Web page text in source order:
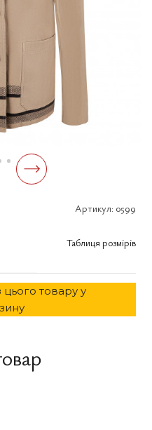
Артикул: 0599
Таблиця розмірів
товару у